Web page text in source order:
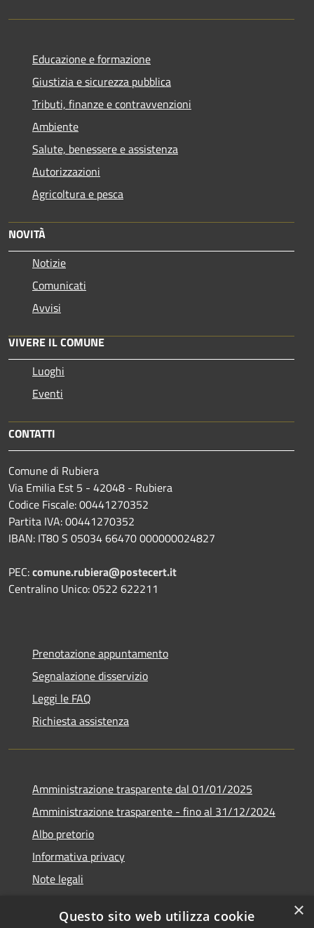
Educazione e formazione
Giustizia e sicurezza pubblica
Tributi, finanze e contravvenzioni
Ambiente
Salute, benessere e assistenza
Autorizzazioni
Agricoltura e pesca
NOVITÀ
Notizie
Comunicati
Avvisi
VIVERE IL COMUNE
Luoghi
Eventi
CONTATTI
Comune di Rubiera
Via Emilia Est 5 - 42048 - Rubiera
Codice Fiscale: 00441270352
Partita IVA: 00441270352
IBAN: IT80 S 05034 66470 000000024827
PEC:comune.rubiera@postecert.it
Centralino Unico: 0522 622211
Prenotazione appuntamento
Segnalazione disservizio
Leggi le FAQ
Richiesta assistenza
Amministrazione trasparente dal 01/01/2025
Amministrazione trasparente - fino al 31/12/2024
Albo pretorio
Informativa privacy
Note legali
Piano di miglioramento del sito
×
Questo sito web utilizza cookie